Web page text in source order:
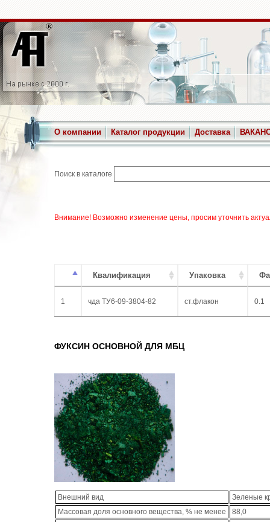
О компании Каталог продукции Доставка
Поиск в каталоге
Внимание! Возможно изменение цены, просим уточнить
Квалификация Упаковка
1 чда ТУ6-09-3804-82 ст.флакон 0.1
ФУКСИН ОСНОВНОЙ ДЛЯ МБЦ
Внешний вид
Зеленые
Массовая доля основного вещества, % не менее
88,0